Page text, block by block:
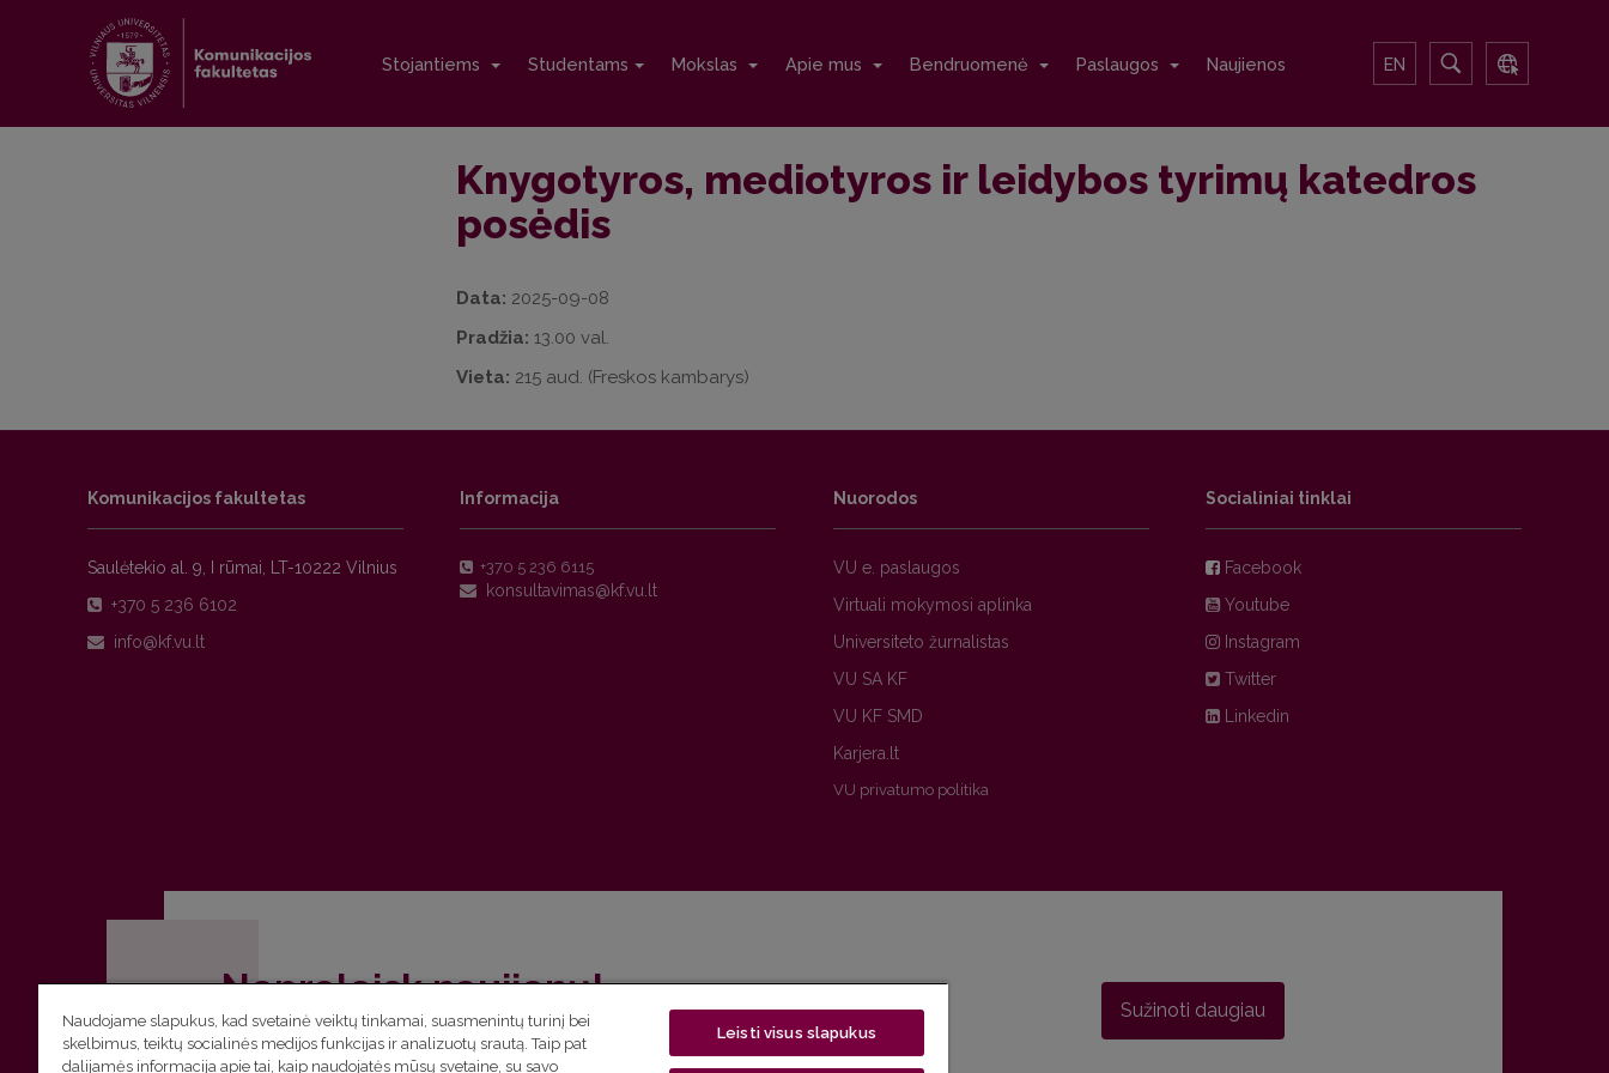
Stojantiems Studentams Mokslas Apie mus Bendruomenė Paslaugos Naujienos EN
Knygotyros, mediotyros ir leidybos tyrimų katedros
posėdis
Data: 2025-09-08
Pradžia: 13.00 val.
Vieta: 215 aud. (Freskos kambarys)
Komunikacijos fakultetas
Saulėtekio al. 9, I rūmai, LT-10222 Vilnius
+370 5 236 6102
Informacija
+370 5 236 6115
Nuorodos
VU e. paslaugos
Virtuali mokymosi aplinka
Universiteto žurnalistas
VU SA KF
VU KF SMD
Karjera.lt
VU privatumo politika
Socialiniai tinklai
Facebook
Youtube
Instagram
Twitter
Linkedin
Nepraleisk naujienų!
Užsiprenumeruok Komunikacijos fakulteto naujienlaiškį ir sužinok aktualijas pirmas!
Sužinoti daugiau
Naudojame slapukus, kad svetainė veiktų tinkamai, suasmenintų turinį bei
skelbimus, teiktų socialinės medijos funkcijas ir analizuotų srautą. Taip pat
dalijamės informacija apie tai, kaip naudojatės mūsų svetaine, su savo
Leisti visus slapukus